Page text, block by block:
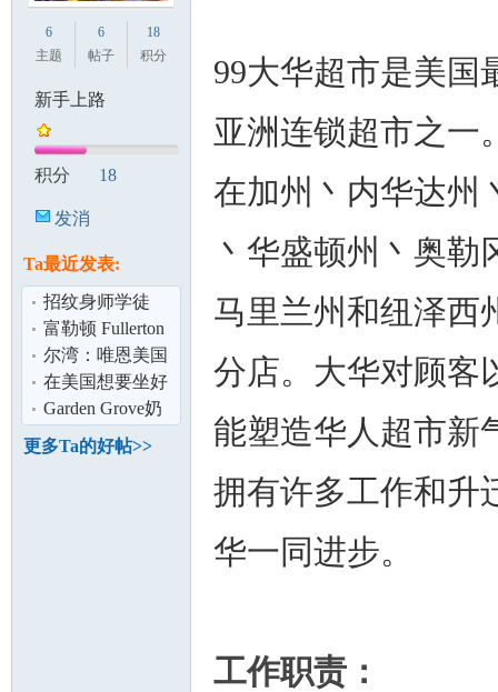
坛
6
主题
6
帖子
18
积分
新手上路
积分 18
发消
Ta最近发表:
招纹身师学徒
富勒顿 Fullerton
绝佳店面 适合 零
售/餐厅
尔湾：唯恩美国
直营月子中心,拥
有13年专业
在美国想要坐好
月子,就找Sunny
老师！妈妈月
Garden Grove奶
茶店招全职兼职
更多Ta的好帖>>
99大华超市是美国
亚洲连锁超市之一
在加州丶内华达州
丶华盛顿州丶奥勒
马里兰州和纽泽西
分店。大华对顾客
能塑造华人超市新
拥有许多工作和升
华一同进步。
工作职责：